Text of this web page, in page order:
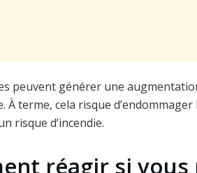
peuvent générer une
À terme, cela risque
risque d’incendie.
réagir si vous